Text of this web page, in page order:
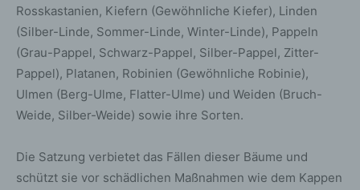
Rosskastanien, Kiefern (Gewöhnliche Kiefer), Linden
(Silber-Linde, Sommer-Linde, Winter-Linde), Pappeln
(Grau-Pappel, Schwarz-Pappel, Silber-Pappel, Zitter-
Pappel), Platanen, Robinien (Gewöhnliche Robinie),
Ulmen (Berg-Ulme, Flatter-Ulme) und Weiden (Bruch-
Weide, Silber-Weide) sowie ihre Sorten.
Die Satzung verbietet das Fällen dieser Bäume und
schützt sie vor schädlichen Maßnahmen wie dem Kappen